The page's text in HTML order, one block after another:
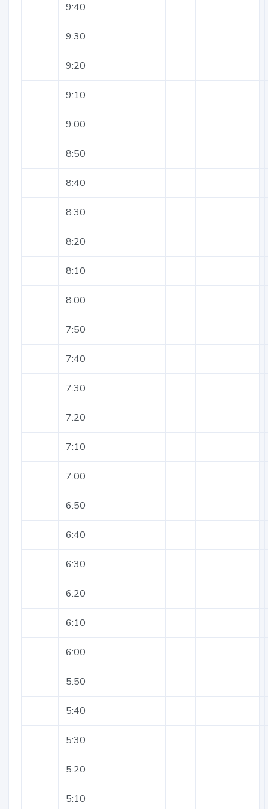
9:40
9:30
9:20
9:10
9:00
8:50
8:40
8:30
8:20
8:10
8:00
7:50
7:40
7:30
7:20
7:10
7:00
6:50
6:40
6:30
6:20
6:10
6:00
5:50
5:40
5:30
5:20
5:10